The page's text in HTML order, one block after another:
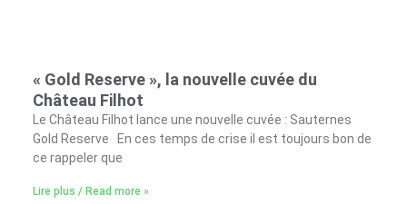
« Gold Reserve », la nouvelle cuvée du
Château Filhot
Le Château Filhot lance une nouvelle cuvée : Sauternes
Gold Reserve En ces temps de crise il est toujours bon de
ce rappeler que
Lire plus / Read more »